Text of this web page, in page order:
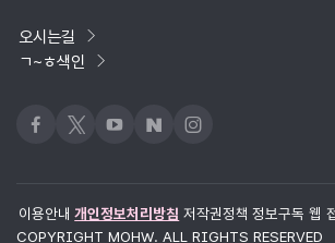
오시는길
ㄱ~ㅎ색인
페이스북
x 유튜브네이버블로그
인스타그램
이용안내 개인정보처리방침 저작권정책 정보구독 웹
COPYRIGHT MOHW. ALL RIGHTS RESERVED